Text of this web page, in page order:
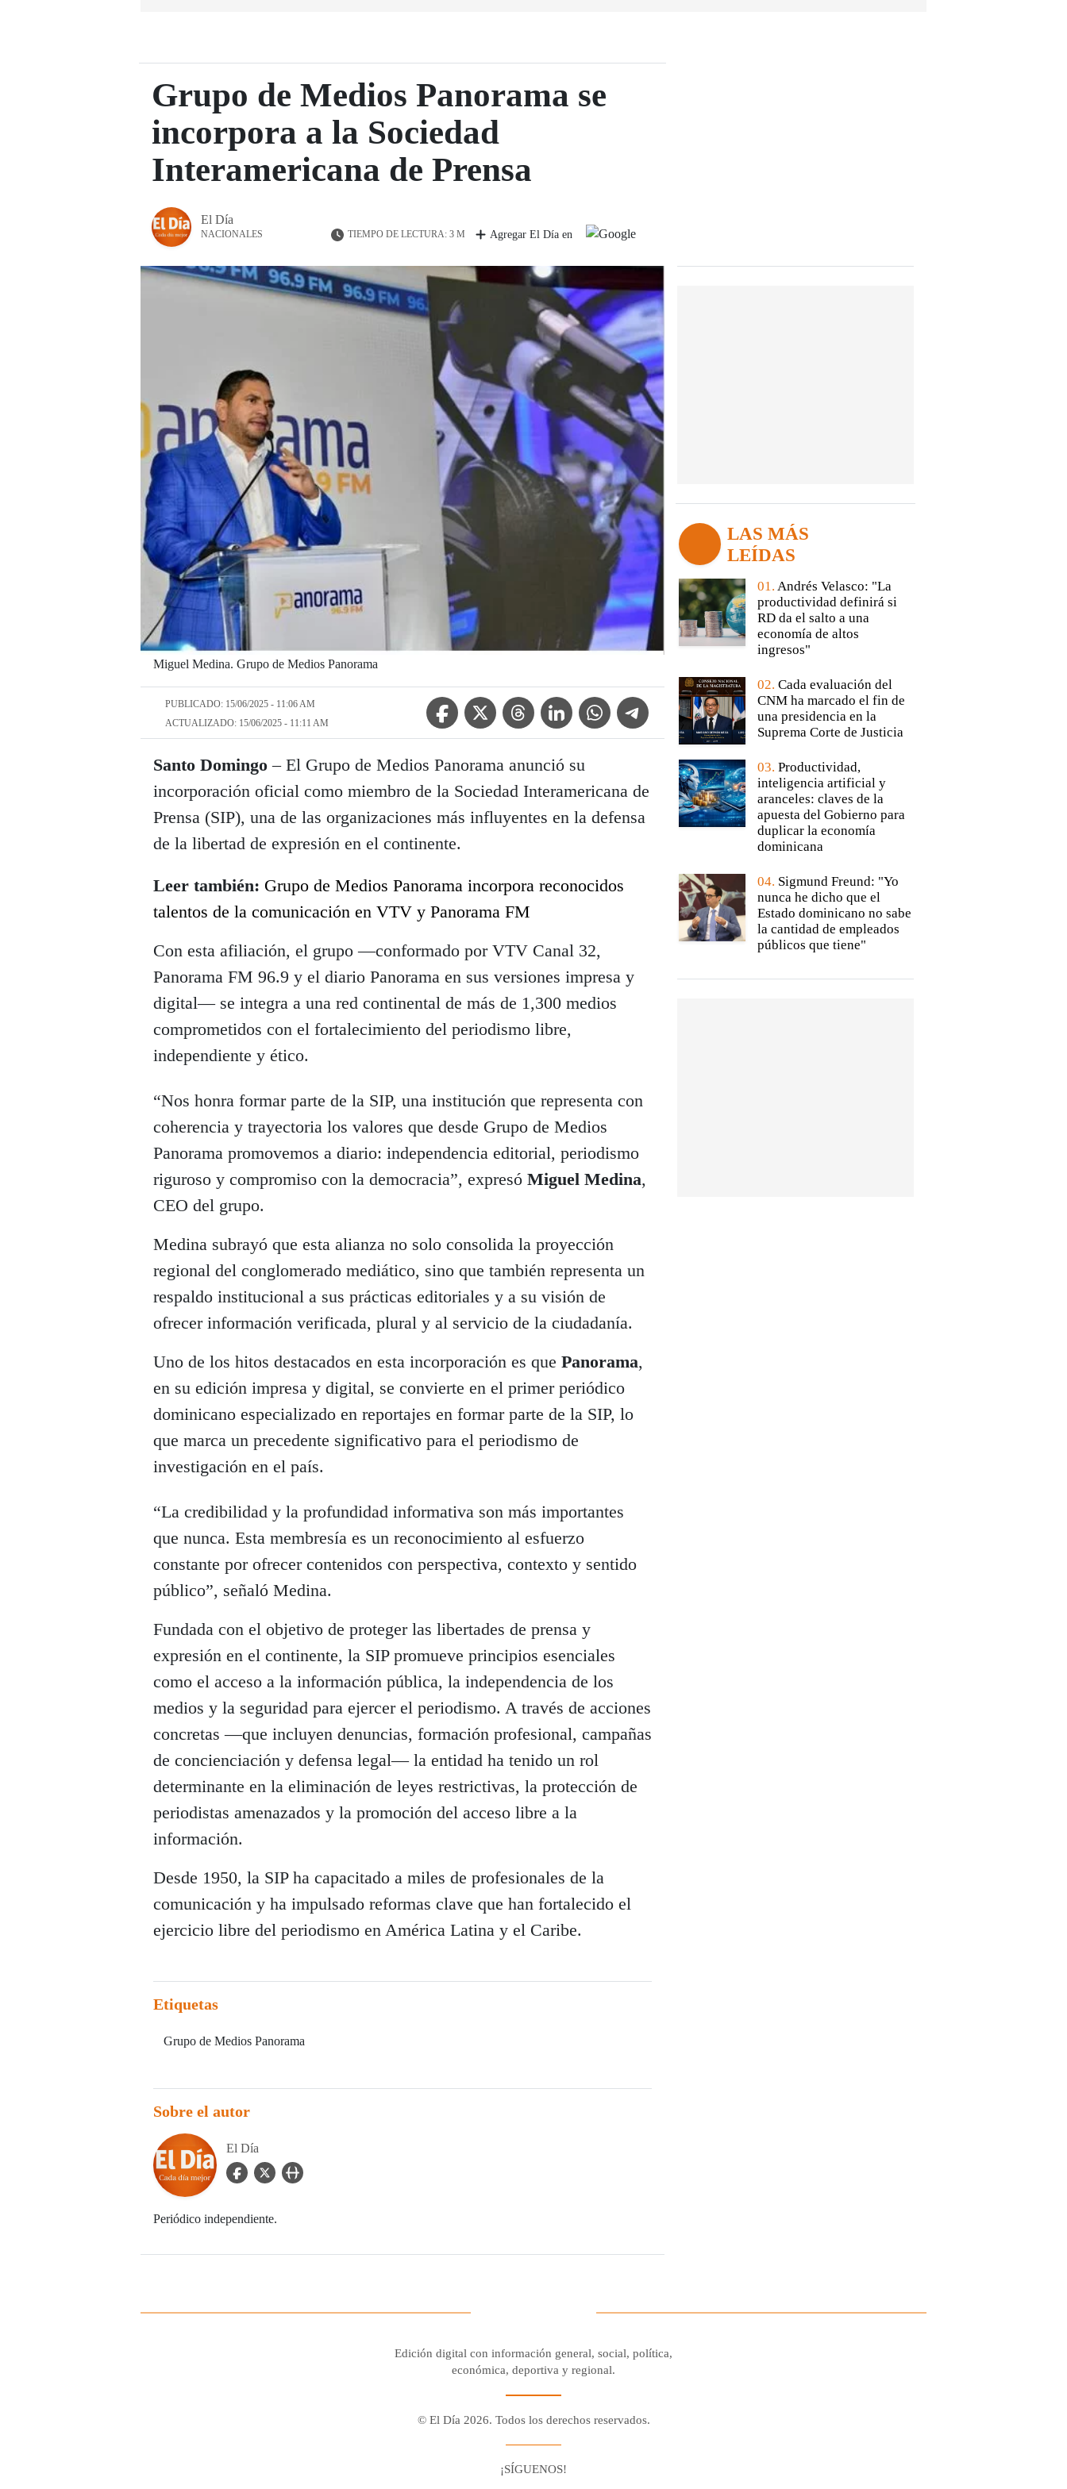
Grupo de Medios Panorama se
incorpora a la Sociedad
Interamericana de Prensa
El Día
NACIONALES TIEMPO DE LECTURA: 3 M Agregar El Día en
Miguel Medina. Grupo de Medios Panorama
PUBLICADO: 15/06/2025 - 11:06 AM
ACTUALIZADO: 15/06/2025 - 11:11 AM
Facebook IconTwitter IconThreads IconLinkedin IconWhatsApp IconTelegram Icon
Santo Domingo – El Grupo de Medios Panorama anunció su
incorporación oficial como miembro de la Sociedad Interamericana de
Prensa (SIP), una de las organizaciones más influyentes en la defensa
de la libertad de expresión en el continente.
Leer también: Grupo de Medios Panorama incorpora reconocidos
talentos de la comunicación en VTV y Panorama FM
Con esta afiliación, el grupo —conformado por VTV Canal 32,
Panorama FM 96.9 y el diario Panorama en sus versiones impresa y
digital— se integra a una red continental de más de 1,300 medios
comprometidos con el fortalecimiento del periodismo libre,
independiente y ético.
“Nos honra formar parte de la SIP, una institución que representa con
coherencia y trayectoria los valores que desde Grupo de Medios
Panorama promovemos a diario: independencia editorial, periodismo
riguroso y compromiso con la democracia”, expresó Miguel Medina,
CEO del grupo.
Medina subrayó que esta alianza no solo consolida la proyección
regional del conglomerado mediático, sino que también representa un
respaldo institucional a sus prácticas editoriales y a su visión de
ofrecer información verificada, plural y al servicio de la ciudadanía.
Uno de los hitos destacados en esta incorporación es que Panorama,
en su edición impresa y digital, se convierte en el primer periódico
dominicano especializado en reportajes en formar parte de la SIP, lo
que marca un precedente significativo para el periodismo de
investigación en el país.
“La credibilidad y la profundidad informativa son más importantes
que nunca. Esta membresía es un reconocimiento al esfuerzo
constante por ofrecer contenidos con perspectiva, contexto y sentido
público”, señaló Medina.
Fundada con el objetivo de proteger las libertades de prensa y
expresión en el continente, la SIP promueve principios esenciales
como el acceso a la información pública, la independencia de los
medios y la seguridad para ejercer el periodismo. A través de acciones
concretas —que incluyen denuncias, formación profesional, campañas
de concienciación y defensa legal— la entidad ha tenido un rol
determinante en la eliminación de leyes restrictivas, la protección de
periodistas amenazados y la promoción del acceso libre a la
información.
Desde 1950, la SIP ha capacitado a miles de profesionales de la
comunicación y ha impulsado reformas clave que han fortalecido el
ejercicio libre del periodismo en América Latina y el Caribe.
Etiquetas
Grupo de Medios Panorama
Sobre el autor
El Día
facebook Icon
twitter Iconuser_url Icon
Periódico independiente.
LAS MÁS
LEÍDAS
01. Andrés Velasco: "La
productividad definirá si
RD da el salto a una
economía de altos
ingresos"
02. Cada evaluación del
CNM ha marcado el fin de
una presidencia en la
Suprema Corte de Justicia
03. Productividad,
inteligencia artificial y
aranceles: claves de la
apuesta del Gobierno para
duplicar la economía
dominicana
04. Sigmund Freund: "Yo
nunca he dicho que el
Estado dominicano no sabe
la cantidad de empleados
públicos que tiene"
Edición digital con información general, social, política,
económica, deportiva y regional.
© El Día 2026. Todos los derechos reservados.
¡SÍGUENOS!